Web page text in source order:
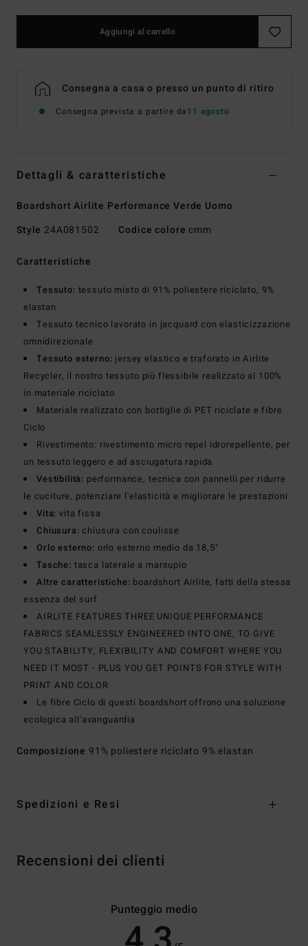
Aggiungi al carrello
Consegna a casa o presso un punto di ritiro
Consegna prevista a partire da11 agosto
Dettagli & caratteristiche
Boardshort Airlite Performance Verde Uomo
Style 24A081502 Codice colore cmm
Caratteristiche
Tessuto: tessuto misto di 91% poliestere riciclato, 9%
elastan
Tessuto tecnico lavorato in jacquard con elasticizzazione
omnidirezionale
Tessuto esterno: jersey elastico e traforato in Airlite
Recycler, il nostro tessuto più flessibile realizzato al 100%
in materiale riciclato
Materiale realizzato con bottiglie di PET riciclate e fibre
Ciclo
Rivestimento: rivestimento micro repel idrorepellente, per
un tessuto leggero e ad asciugatura rapida
Vestibilità: performance, tecnica con pannelli per ridurre
le cuciture, potenziare l'elasticità e migliorare le prestazioni
Vita: vita fissa
Chiusura: chiusura con coulisse
Orlo esterno: orlo esterno medio da 18,5"
Tasche: tasca laterale a marsupio
Altre caratteristiche: boardshort Airlite, fatti della stessa
essenza del surf
AIRLITE FEATURES THREE UNIQUE PERFORMANCE
FABRICS SEAMLESSLY ENGINEERED INTO ONE, TO GIVE
YOU STABILITY, FLEXIBILITY AND COMFORT WHERE YOU
NEED IT MOST - PLUS YOU GET POINTS FOR STYLE WITH
PRINT AND COLOR
Le fibre Ciclo di questi boardshort offrono una soluzione
ecologica all'avanguardia
Composizione 91% poliestere riciclato 9% elastan
Spedizioni e Resi
Recensioni dei clienti
Punteggio medio